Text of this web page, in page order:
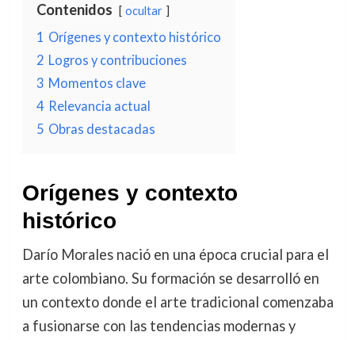
Contenidos ocultar
1 Orígenes y contexto histórico
2 Logros y contribuciones
3 Momentos clave
4 Relevancia actual
5 Obras destacadas
Orígenes y contexto
histórico
Darío Morales nació en una época crucial para el
arte colombiano. Su formación se desarrolló en
un contexto donde el arte tradicional comenzaba
a fusionarse con las tendencias modernas y